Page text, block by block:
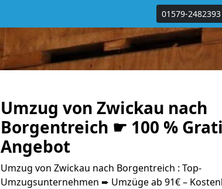
01579-2482393
Umzug von Zwickau nach
Borgentreich ☛ 100 %
Angebot
Umzug von Zwickau nach Borgentreich : Top-
Umzugsunternehmen ➨ Umzüge ab 91€ –